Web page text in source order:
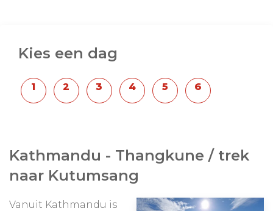
Beste reisperiode: Februari-Juni (voorjaar
Kies een dag
Kathmandu - Thangkune / trek
naar Kutumsang
Vanuit Kathmandu is